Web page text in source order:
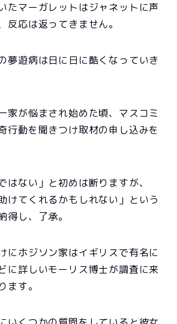
たマーガレットはジャネットに声
反応は返ってきません。
夢遊病は日に日に酷くなっていき
家が悩まされ始めた頃、マスコミ
行動を聞きつけ取材の申し込みを
はない」と初めは断りますが、
けてくれるかもしれない」という
得し、了承。
にホジソン家はイギリスで有名に
に詳しいモーリス博士が調査に来
ます。